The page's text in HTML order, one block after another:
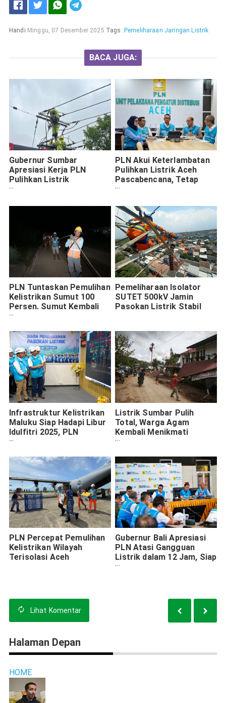
Handi Minggu, 07 Desember 2025 Tags: Pemeliharaan Jaringan Listrik
BACA JUGA:
Gubernur Sumbar
Apresiasi Kerja PLN
Pulihkan Listrik
Pascabencana
PLN Akui Keterlambatan
Pulihkan Listrik Aceh
Pascabencana, Tetap
Berkomitmen Percepat
PLN Tuntaskan Pemulihan
Kelistrikan Sumut 100
Persen. Sumut Kembali
Menyala
Pemeliharaan Isolator
SUTET 500kV Jamin
Pasokan Listrik Stabil
Infrastruktur Kelistrikan
Maluku Siap Hadapi Libur
Idulfitri 2025, PLN
Pastikan Layanan Optimal
Listrik Sumbar Pulih
Total, Warga Agam
Kembali Menikmati
Terang
PLN Percepat Pemulihan
Kelistrikan Wilayah
Terisolasi Aceh
Gubernur Bali Apresiasi
PLN Atasi Gangguan
Listrik dalam 12 Jam, Siap
Dukung Event
Lihat Komentar
Halaman Depan
HOME